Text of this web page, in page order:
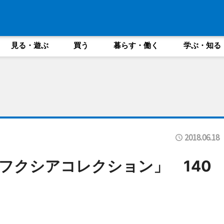
見る・遊ぶ 買う 暮らす・働く 学ぶ・知る
2018.06.18
クシアコレクション」 140